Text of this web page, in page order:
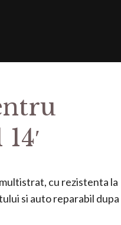
cu rezistenta la
si auto reparabil dupa